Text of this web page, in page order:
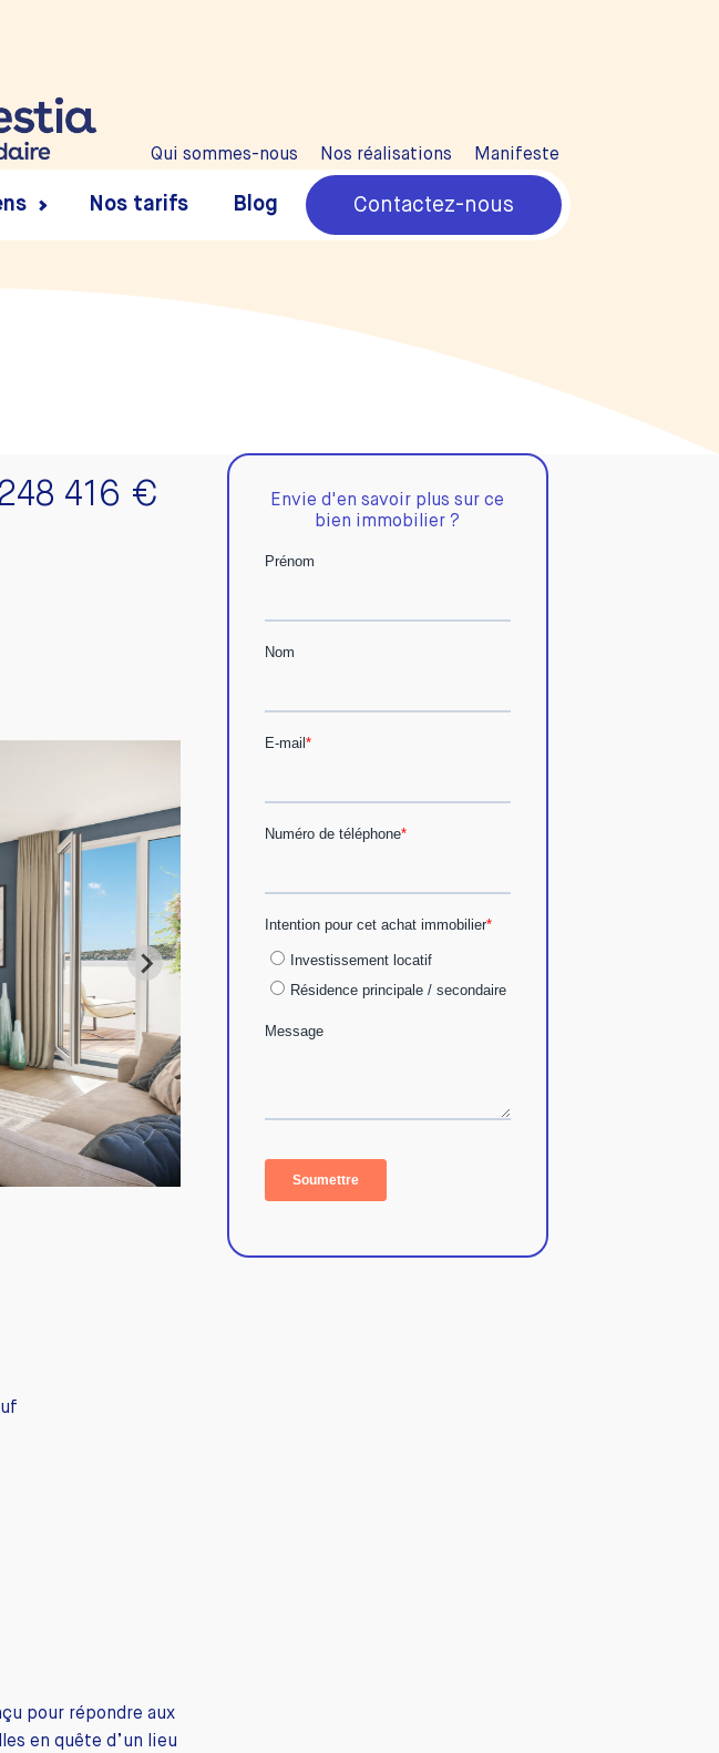
Qui sommes-nous Nos réalisations Manifeste
Nos tarifs Blog Contactez-nous
248 416 €
pour répondre aux
en quête d’un lieu
Envie d'en savoir plus sur ce
bien immobilier ?